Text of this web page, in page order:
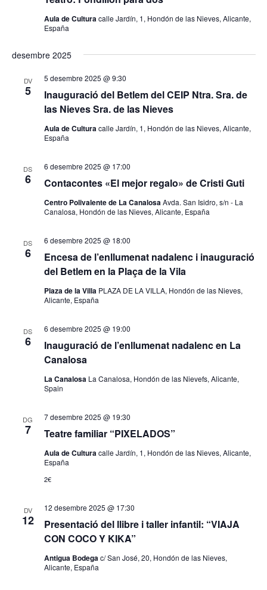
Aula de Culturacalle Jardín, 1, Hondón de las Nieves, Alicante,
España
desembre 2025
DV
5
Inauguració del Betlem del CEIP Ntra. Sra. de
las Nieves Sra. de las Nieves
5 desembre 2025 @ 9:30
Aula de Culturacalle Jardín, 1, Hondón de las Nieves, Alicante,
España
DS
6 Contacontes «El mejor regalo» de Cristi Guti
6 desembre 2025 @ 17:00
Centro Polivalente de La CanalosaAvda. San Isidro, s/n - La
Canalosa, Hondón de las Nieves, Alicante, España
DS
6
Encesa de l’enllumenat nadalenc i inauguració
del Betlem en la Plaça de la Vila
6 desembre 2025 @ 18:00
Plaza de la Villa PLAZA DE LA VILLA, Hondón de las Nieves,
Alicante, España
DS
6
Inauguració de l’enllumenat nadalenc en La
Canalosa
6 desembre 2025 @ 19:00
La Canalosa La Canalosa, Hondón de las Nievefs, Alicante,
Spain
DG
7 Teatre familiar “PIXELADOS”
7 desembre 2025 @ 19:30
Aula de Culturacalle Jardín, 1, Hondón de las Nieves, Alicante,
España
2€
DV
12
Presentació del llibre i taller infantil: “VIAJA
CON COCO Y KIKA”
12 desembre 2025 @ 17:30
Antigua Bodegac/ San José, 20, Hondón de las Nieves,
Alicante, España